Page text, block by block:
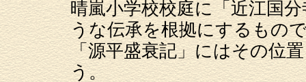
晴嵐小学校校庭に「近江国
うな伝承を根拠にするもの
「源平盛衰記」にはその位
う。